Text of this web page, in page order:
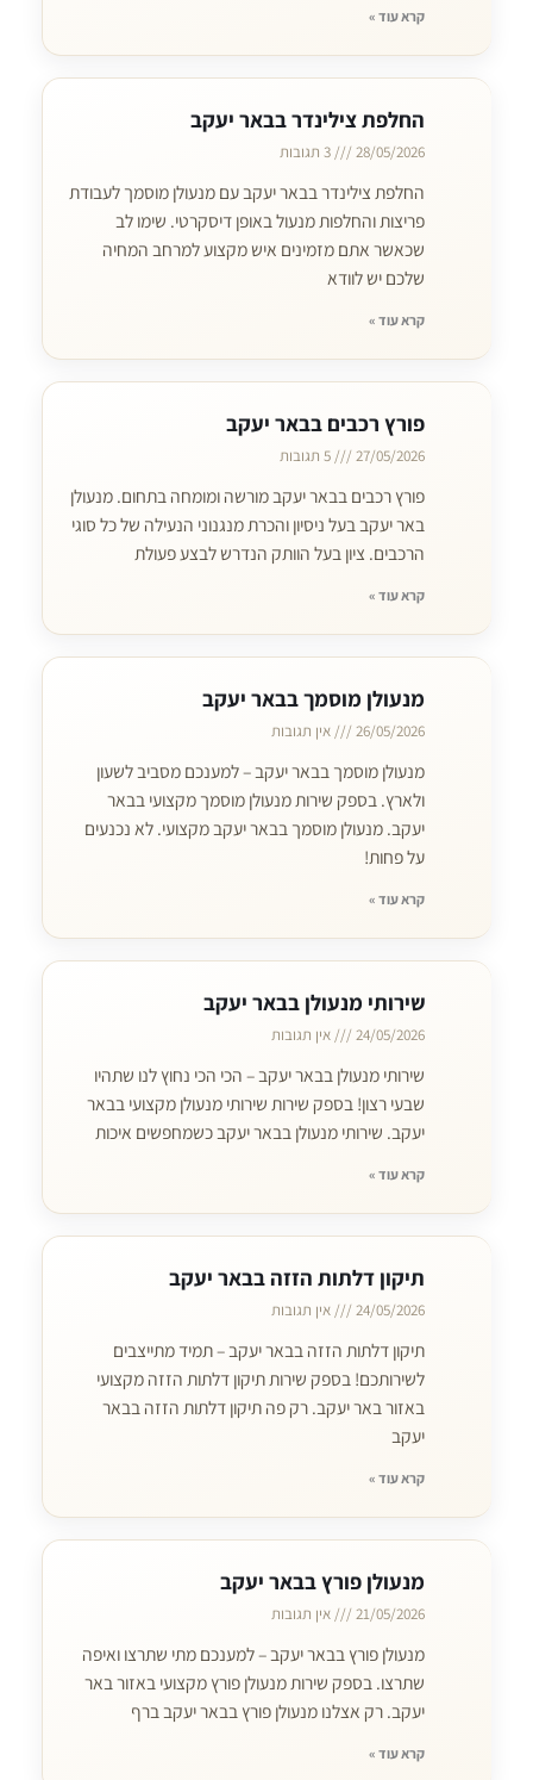
קרא עוד »
החלפת צילינדר בבאר יעקב
28/05/2026
החלפת צילינדר בבאר יעקב עם מנעולן מוסמך לעבודת
פריצות והחלפות מנעול באופן דיסקרטי. שימו לב
שכאשר אתם מזמינים איש מקצוע למרחב המחיה
שלכם יש לוודא
קרא עוד »
פורץ רכבים בבאר יעקב
27/05/2026
פורץ רכבים בבאר יעקב מורשה ומומחה בתחום. מנעולן
באר יעקב בעל ניסיון והכרת מנגנוני הנעילה של כל סוגי
הרכבים. ציון בעל הוותק הנדרש לבצע פעולת
קרא עוד »
מנעולן מוסמך בבאר יעקב
26/05/2026 אין תגובות
מנעולן מוסמך בבאר יעקב – למענכם מסביב לשעון
ולארץ. בספק שירות מנעולן מוסמך מקצועי בבאר
יעקב. מנעולן מוסמך בבאר יעקב מקצועי. לא נכנעים
על פחות!
קרא עוד »
שירותי מנעולן בבאר יעקב
24/05/2026 אין תגובות
שירותי מנעולן בבאר יעקב – הכי הכי נחוץ לנו שתהיו
שבעי רצון! בספק שירות שירותי מנעולן מקצועי בבאר
יעקב. שירותי מנעולן בבאר יעקב כשמחפשים איכות
קרא עוד »
תיקון דלתות הזזה בבאר יעקב
24/05/2026 אין תגובות
תיקון דלתות הזזה בבאר יעקב – תמיד מתייצבים
לשירותכם! בספק שירות תיקון דלתות הזזה מקצועי
באזור באר יעקב. רק פה תיקון דלתות הזזה בבאר
יעקב
קרא עוד »
מנעולן פורץ בבאר יעקב
21/05/2026 אין תגובות
מנעולן פורץ בבאר יעקב – למענכם מתי שתרצו ואיפה
שתרצו. בספק שירות מנעולן פורץ מקצועי באזור באר
יעקב. רק אצלנו מנעולן פורץ בבאר יעקב ברף
קרא עוד »